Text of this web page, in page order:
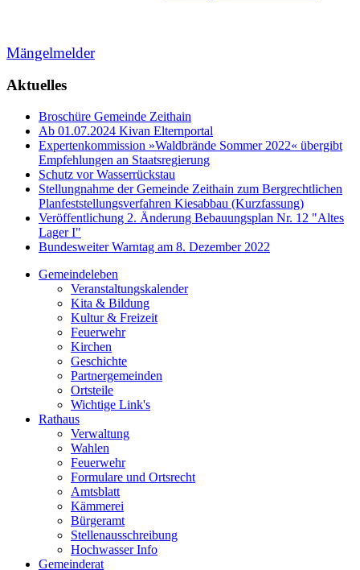
Mängelmelder
Aktuelles
Broschüre Gemeinde Zeithain
Ab 01.07.2024 Kivan Elternportal
Expertenkommission »Waldbrände Sommer 2022« übergibt
Empfehlungen an Staatsregierung
Schutz vor Wasserrückstau
Stellungnahme der Gemeinde Zeithain zum Bergrechtlichen
Planfeststellungsverfahren Kiesabbau (Kurzfassung)
Veröffentlichung 2. Änderung Bebauungsplan Nr. 12 "Altes
Lager I"
Bundesweiter Warntag am 8. Dezember 2022
Gemeindeleben
Veranstaltungskalender
Kita & Bildung
Kultur & Freizeit
Feuerwehr
Kirchen
Geschichte
Partnergemeinden
Ortsteile
Wichtige Link's
Rathaus
Verwaltung
Wahlen
Feuerwehr
Formulare und Ortsrecht
Amtsblatt
Kämmerei
Bürgeramt
Stellenausschreibung
Hochwasser Info
Gemeinderat